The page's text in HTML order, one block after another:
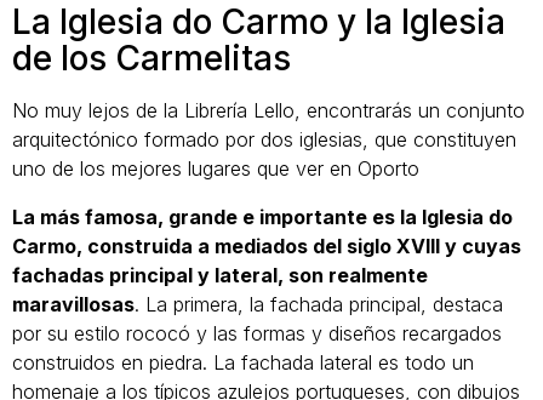
La Iglesia do Carmo y la Iglesia
de los Carmelitas
No muy lejos de la Librería Lello, encontrarás un conjunto
arquitectónico formado por dos iglesias, que constituyen
uno de los mejores lugares que ver en Oporto
La más famosa, grande e importante es la Iglesia do
Carmo, construida a mediados del siglo XVIII y cuyas
fachadas principal y lateral, son realmente
maravillosas. La primera, la fachada principal, destaca
por su estilo rococó y las formas y diseños recargados
construidos en piedra. La fachada lateral es todo un
homenaje a los típicos azulejos portugueses, con dibujos